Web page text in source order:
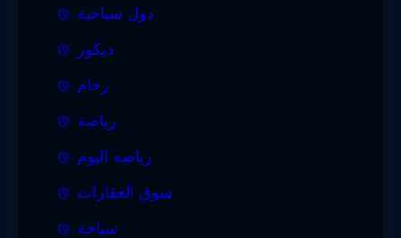
دول سياحية
ديكور
رخام
رياضة
رياضه اليوم
سوق العقارات
سياحة